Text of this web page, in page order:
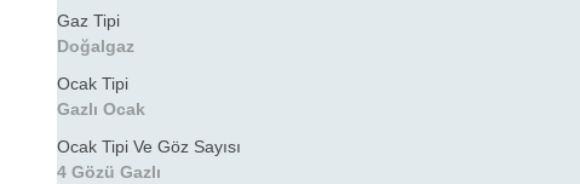
Gaz Tipi
Doğalgaz
Ocak Tipi
Gazlı Ocak
Ocak Tipi Ve Göz Sayısı
4 Gözü Gazlı